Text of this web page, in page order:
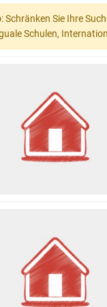
: Schränken Sie Ihre
Schulen,